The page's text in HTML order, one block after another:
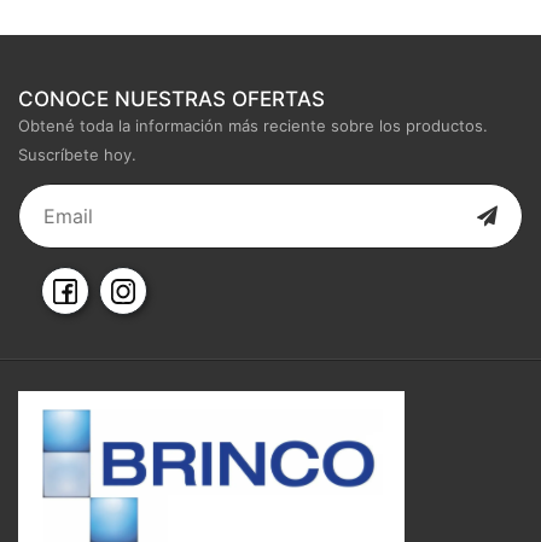
CONOCE NUESTRAS OFERTAS
Obtené toda la información más reciente sobre los productos.
Suscríbete hoy.